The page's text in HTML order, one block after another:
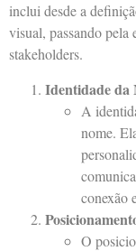
inclui desde a
visual, passando pela
stakeholders.
Identidade da
A
nome.
conexão
O